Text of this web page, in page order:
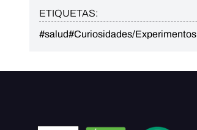
ETIQUETAS:
#salud#Curiosidades/Experimentos